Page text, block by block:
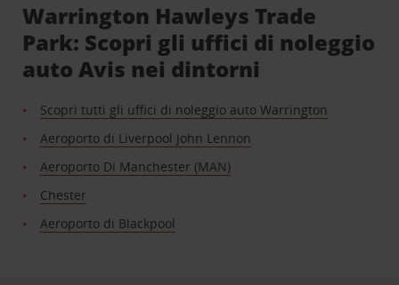
Warrington Hawleys Trade
Park: Scopri gli uffici di noleggio
auto Avis nei dintorni
Scopri tutti gli uffici di noleggio auto Warrington
Aeroporto di Liverpool John Lennon
Aeroporto Di Manchester (MAN)
Chester
Aeroporto di Blackpool